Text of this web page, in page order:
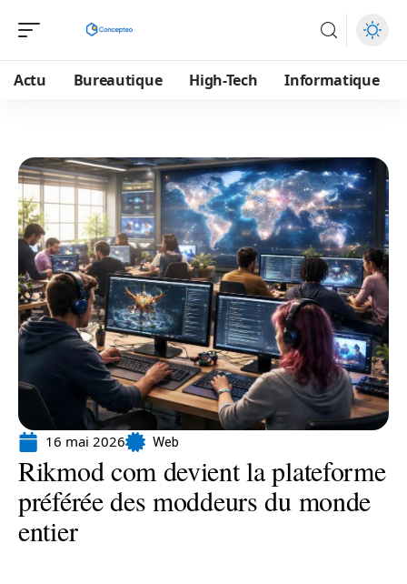
Actu Bureautique High-Tech Informatique
16 mai 2026 Web
Rikmod com devient la plateforme
préférée des moddeurs du monde
entier